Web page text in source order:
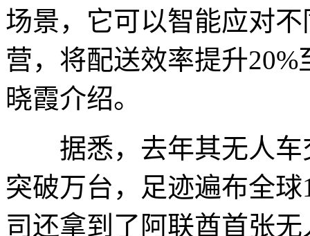
场景，它可以智能应对
营，将配送效率提升
晓霞介绍。
据悉，去年其无人车
突破万台，足迹遍布全
司还拿到了阿联酋首张